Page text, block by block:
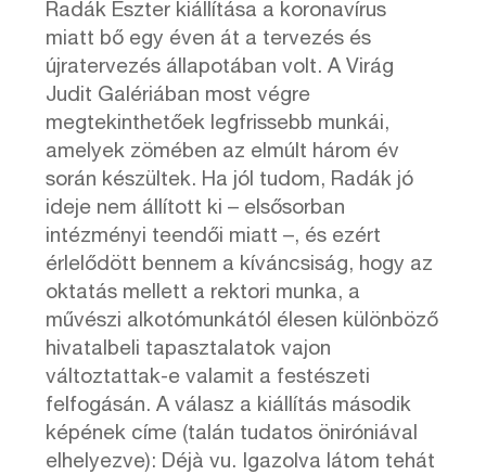
Radák Eszter kiállítása a koronavírus
miatt bő egy éven át a tervezés és
újratervezés állapotában volt. A Virág
Judit Galériában most végre
megtekinthetőek legfrissebb munkái,
amelyek zömében az elmúlt három év
során készültek. Ha jól tudom, Radák jó
ideje nem állított ki – elsősorban
intézményi teendői miatt –, és ezért
érlelődött bennem a kíváncsiság, hogy az
oktatás mellett a rektori munka, a
művészi alkotómunkától élesen különböző
hivatalbeli tapasztalatok vajon
változtattak-e valamit a festészeti
felfogásán. A válasz a kiállítás második
képének címe (talán tudatos öniróniával
elhelyezve): Déjà vu. Igazolva látom tehát